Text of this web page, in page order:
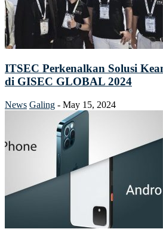
ITSEC Perkenalkan Solusi
di GISEC GLOBAL 2024
News Galing - May 15, 2024